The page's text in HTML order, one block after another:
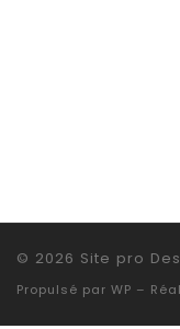
© 2026 Site pro
Propulsé par WP –